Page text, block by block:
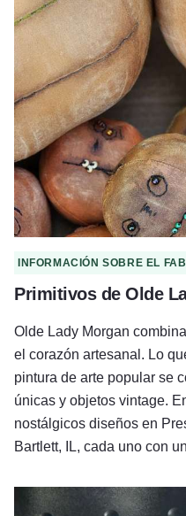
INFORMACIÓN SOBRE EL
Primitivos de Olde
Olde Lady Morgan
el corazón artesanal. Lo
pintura de arte popular se
únicas y objetos vintage.
nostálgicos diseños en
Bartlett, IL, cada uno con
Carreteras jabonosas